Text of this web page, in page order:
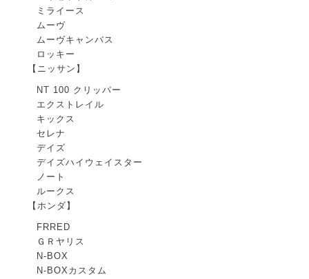
ミライース
ムーヴ
ムーヴキャンバス
ロッキー
【ニッサン】
NT 100 クリッパー
エクストレイル
キックス
セレナ
デイズ
デイズハイウェイスター
ノート
ルークス
【ホンダ】
FRRED
ＧＲヤリス
N-BOX
N-BOXカスタム